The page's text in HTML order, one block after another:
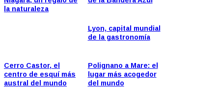
la naturaleza
Lyon, capital mundial
de la gastronomía
Cerro Castor, el
centro de esquí más
austral del mundo
Polignano a Mare: el
lugar más acogedor
del mundo